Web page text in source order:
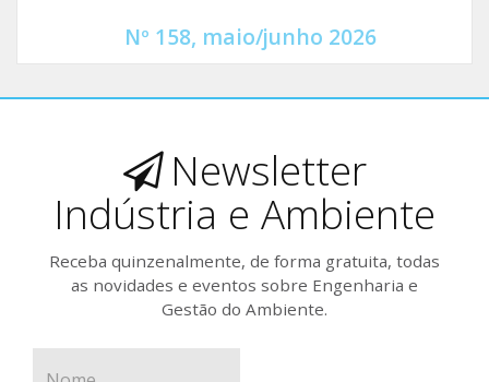
Nº 158, maio/junho 2026
Newsletter
Indústria e Ambiente
Receba quinzenalmente, de forma gratuita, todas
as novidades e eventos sobre Engenharia e
Gestão do Ambiente.